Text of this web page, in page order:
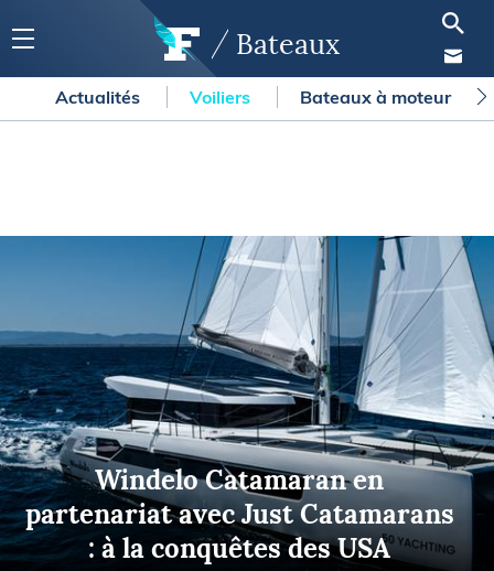
Bateaux
Actualités Voiliers Bateaux à moteur
Windelo Catamaran en
partenariat avec Just Catamarans
: à la conquêtes des USA